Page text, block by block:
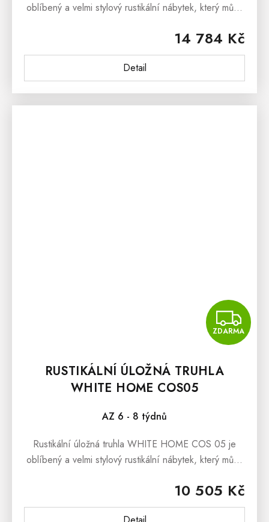
14 784 Kč
Detail
oblíbený a velmi stylový rustikální nábytek, který může
ZDARMA
RUSTIKÁLNÍ ÚLOŽNÁ TRUHLA
WHITE HOME COS05
AZ 6 - 8 týdnů
10 505 Kč
Rustikální úložná truhla WHITE HOME COS 05 je
oblíbený a velmi stylový rustikální nábytek, který může